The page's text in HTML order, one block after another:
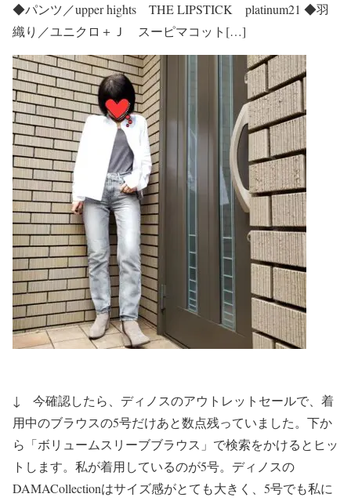
◆パンツ／upper hights THE LIPSTICK platinum21 ◆羽
織り／ユニクロ＋Ｊ スーピマコット[…]
↓ 今確認したら、ディノスのアウトレットセールで、着
用中のブラウスの5号だけあと数点残っていました。下か
ら「ボリュームスリーブブラウス」で検索をかけるとヒッ
トします。私が着用しているのが5号。ディノスの
DAMACollectionはサイズ感がとても大きく、5号でも私に